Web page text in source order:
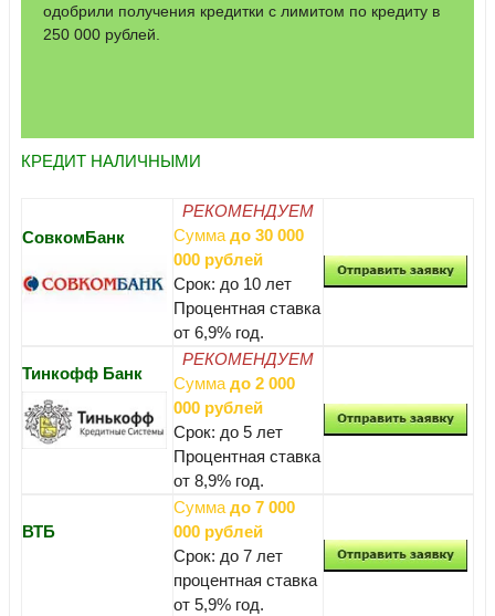
одобрили получения кредитки с лимитом по кредиту в
250 000 рублей.
КРЕДИТ НАЛИЧНЫМИ
СовкомБанк
РЕКОМЕНДУЕМ
Сумма до 30 000
000 рублей
Срок: до 10 лет
Процентная ставка
от 6,9% год.
Тинкофф Банк
РЕКОМЕНДУЕМ
Сумма до 2 000
000 рублей
Срок: до 5 лет
Процентная ставка
от 8,9% год.
ВТБ
Сумма до 7 000
000 рублей
Срок: до 7 лет
процентная ставка
от 5,9% год.